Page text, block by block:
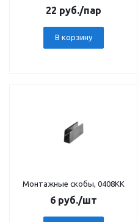
22 руб./пар
В корзину
Монтажные скобы, 0408KK
6 руб./шт